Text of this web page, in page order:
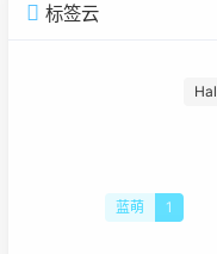
标签云
蓝萌 1